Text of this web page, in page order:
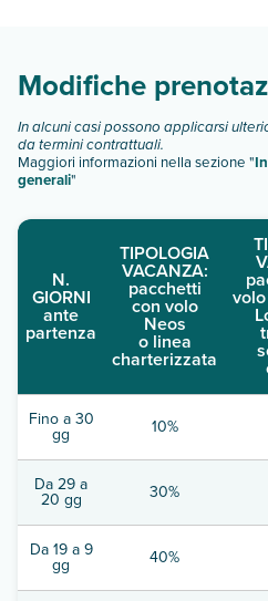
Modifiche
In alcuni casi possono applicarsi
da termini contrattuali.
Maggiori informazioni nella sezione "
generali"
N.
GIORNI
ante
partenza
TIPOLOGIA
VACANZA:
pacchetti
con volo
Neos
o linea
charterizzata
Fino a 30
gg 10%
Da 29 a
20 gg 30%
Da 19 a 9
gg 40%